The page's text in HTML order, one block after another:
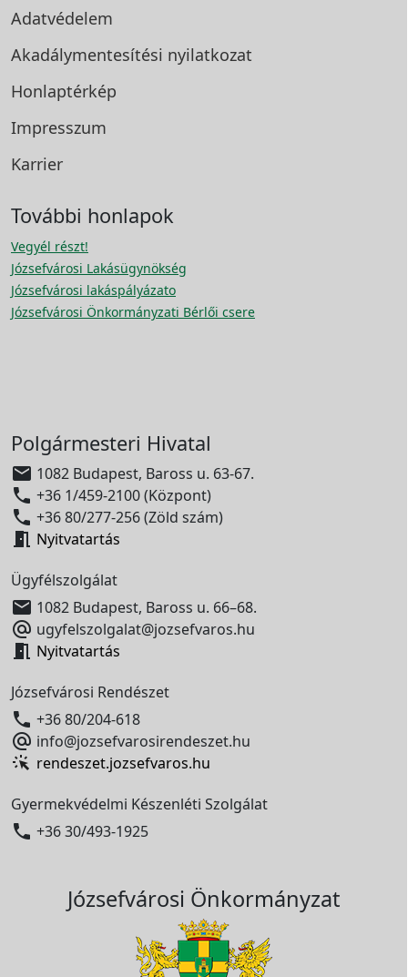
Adatvédelem
Akadálymentesítési nyilatkozat
Honlaptérkép
Impresszum
Karrier
További honlapok
Vegyél részt!
Józsefvárosi Lakásügynökség
Józsefvárosi lakáspályázato
Józsefvárosi Önkormányzati Bérlői csere
Polgármesteri Hivatal
 1082 Budapest, Baross u. 63-67.
 +36 1/459-2100 (Központ)
 +36 80/277-256 (Zöld szám)
 Nyitvatartás
Ügyfélszolgálat
 1082 Budapest, Baross u. 66–68.
 ugyfelszolgalat@jozsefvaros.hu
 Nyitvatartás
Józsefvárosi Rendészet
 +36 80/204-618
 info@jozsefvarosirendeszet.hu
rendeszet.jozsefvaros.hu
Gyermekvédelmi Készenléti Szolgálat
 +36 30/493-1925
Józsefvárosi Önkormányzat